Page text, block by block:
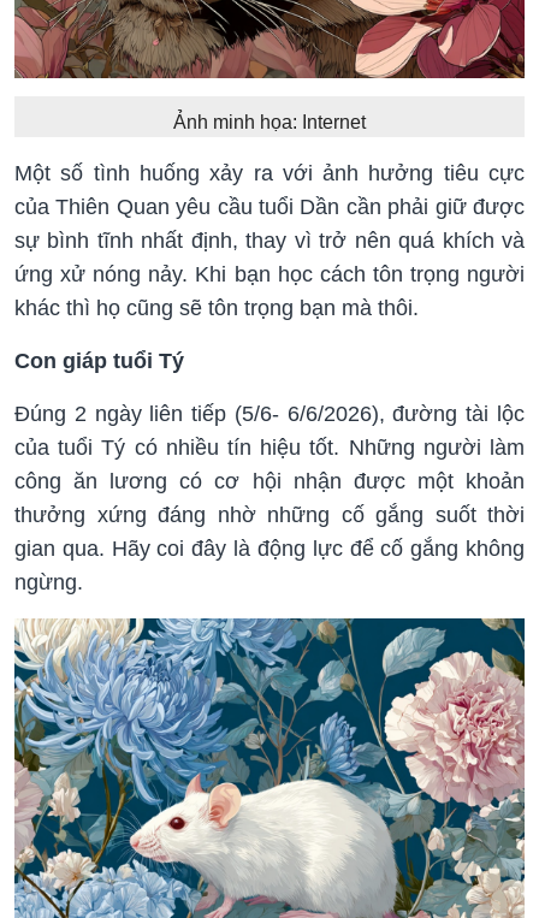
Ảnh minh họa: Internet
Một số tình huống xảy ra với ảnh hưởng tiêu cực
của Thiên Quan yêu cầu tuổi Dần cần phải giữ được
sự bình tĩnh nhất định, thay vì trở nên quá khích và
ứng xử nóng nảy. Khi bạn học cách tôn trọng người
khác thì họ cũng sẽ tôn trọng bạn mà thôi.
Con giáp tuổi Tý
Đúng 2 ngày liên tiếp (5/6- 6/6/2026), đường tài lộc
của tuổi Tý có nhiều tín hiệu tốt. Những người làm
công ăn lương có cơ hội nhận được một khoản
thưởng xứng đáng nhờ những cố gắng suốt thời
gian qua. Hãy coi đây là động lực để cố gắng không
ngừng.